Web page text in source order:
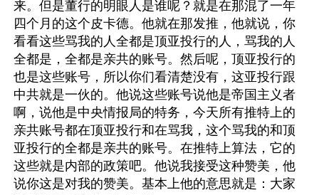
来。但是董行的明眼人是谁呢？就是在那混了一年
四个月的这个皮卡德。他就在那发推，他就说，你
看看这些骂我的人全都是顶亚投行的人，骂我的人
全都是，全都是亲共的账号。然后呢，顶亚投行的
也是这些账号，所以你们看清楚没有，这亚投行跟
中共就是一伙的。他说这些账号说他是帝国主义者
啊，说他是中央情报局的特务，今天所有推特上的
亲共账号都在顶亚投行和在骂我，这个骂我的和顶
亚投行的全都是亲共的账号。在推特上算法，它的
这些就是内部的政策吧。他说我接受这种赞美，他
说你这是对我的赞美。基本上他的意思就是：大家